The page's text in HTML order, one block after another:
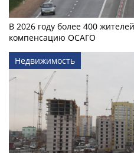
В 2026 году более 400
компенсацию ОСАГО
Недвижимость